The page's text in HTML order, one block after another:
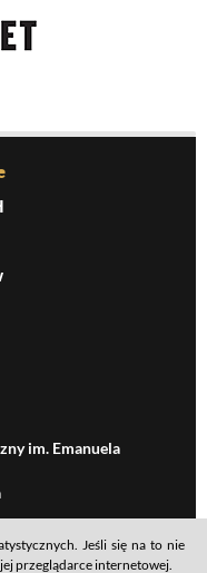
im. Emanuela
Deklaracja dostępności
Jeśli się na to nie
przeglądarce internetowej.